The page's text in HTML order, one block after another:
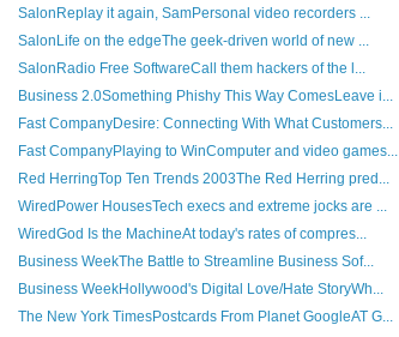
SalonReplay it again, SamPersonal video recorders ...
SalonLife on the edgeThe geek-driven world of new ...
SalonRadio Free SoftwareCall them hackers of the l...
Business 2.0Something Phishy This Way ComesLeave i...
Fast CompanyDesire: Connecting With What Customers...
Fast CompanyPlaying to WinComputer and video games...
Red HerringTop Ten Trends 2003The Red Herring pred...
WiredPower HousesTech execs and extreme jocks are ...
WiredGod Is the MachineAt today's rates of compres...
Business WeekThe Battle to Streamline Business Sof...
Business WeekHollywood's Digital Love/Hate StoryWh...
The New York TimesPostcards From Planet GoogleAT G...